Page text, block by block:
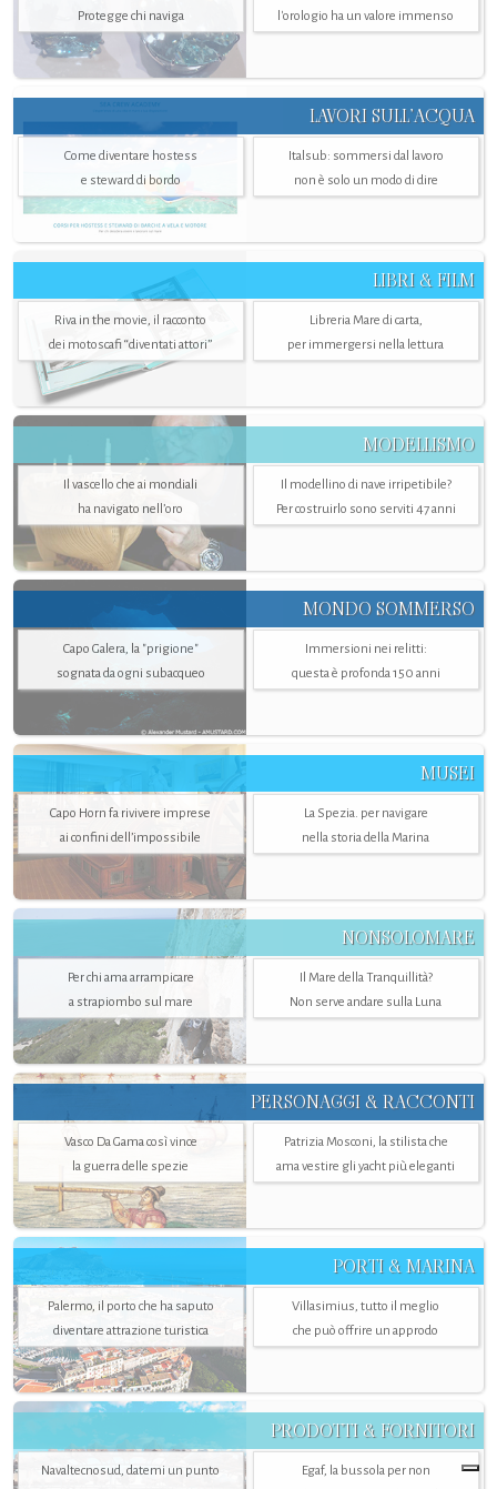
Protegge chi naviga
l'orologio ha un valore immenso
LAVORI SULL’ACQUA
Come diventare hostess
e steward di bordo
Italsub: sommersi dal lavoro
non è solo un modo di dire
LIBRI & FILM
Riva in the movie, il racconto
dei motoscafi “diventati attori”
Libreria Mare di carta,
per immergersi nella lettura
MODELLISMO
Il vascello che ai mondiali
ha navigato nell’oro
Il modellino di nave irripetibile?
Per costruirlo sono serviti 47 anni
MONDO SOMMERSO
Capo Galera, la "prigione"
sognata da ogni subacqueo
Immersioni nei relitti:
questa è profonda 150 anni
MUSEI
Capo Horn fa rivivere imprese
ai confini dell’impossibile
La Spezia. per navigare
nella storia della Marina
NONSOLOMARE
Per chi ama arrampicare
a strapiombo sul mare
Il Mare della Tranquillità?
Non serve andare sulla Luna
PERSONAGGI & RACCONTI
Vasco Da Gama così vince
la guerra delle spezie
Patrizia Mosconi, la stilista che
ama vestire gli yacht più eleganti
PORTI & MARINA
Palermo, il porto che ha saputo
diventare attrazione turistica
Villasimius, tutto il meglio
che può offrire un approdo
PRODOTTI & FORNITORI
Navaltecnosud, datemi un punto
Egaf, la bussola per non